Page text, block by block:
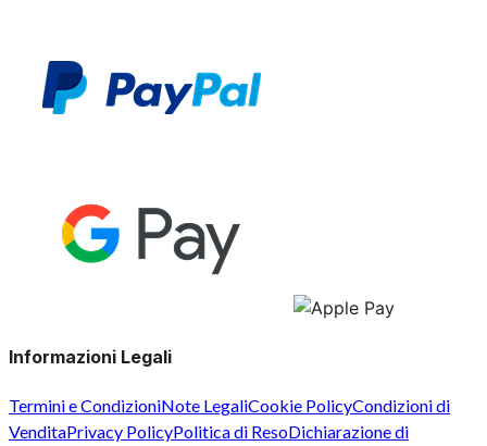
Informazioni Legali
Termini e CondizioniNote LegaliCookie PolicyCondizioni di
VenditaPrivacy PolicyPolitica di ResoDichiarazione di